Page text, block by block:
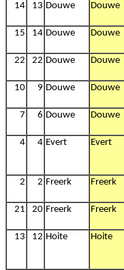
14 13 Douwe Douwe
15 14 Douwe Douwe
22 22 Douwe Douwe
10 9 Douwe Douwe
7 6 Douwe Douwe
4 4 Evert Evert
2 2 Freerk Freerk
21 20 Freerk Freerk
13 12 Hoite Hoite